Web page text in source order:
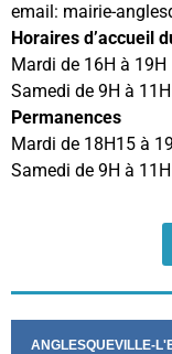
email: mairie-
Horaires d’accueil
Mardi de 16H à 19H
Samedi de 9H à 11H
Permanences
Mardi de 18H15 à
Samedi de 9H à 11H